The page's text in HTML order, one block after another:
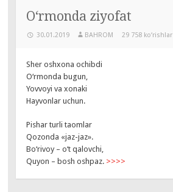
O‘rmonda ziyofat
30.01.2019 BAHROM 29 758 ko‘rishlar
Sher oshxona ochibdi
O‘rmonda bugun,
Yovvoyi va xonaki
Hayvonlar uchun.
Pishar turli taomlar
Qozonda «jaz-jaz».
Bo‘rivoy – o‘t qalovchi,
Quyon – bosh oshpaz. >>>>